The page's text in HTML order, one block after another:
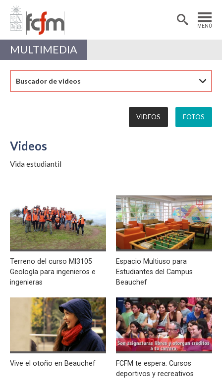
MENÚ
Estudiantes
Académicas/os
MULTIMEDIA
Buscador de videos
VIDEOS FOTOS
Videos
Vida estudiantil
Terreno del curso MI3105
Geología para ingenieros e
ingenieras
Espacio Multiuso para
Estudiantes del Campus
Beauchef
Vive el otoño en Beauchef
FCFM te espera: Cursos
deportivos y recreativos